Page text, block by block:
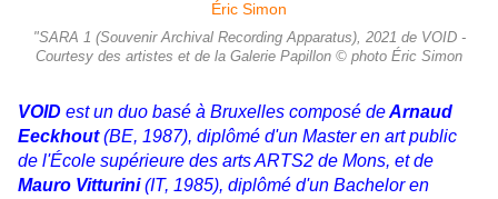
"SARA 1 (Souvenir Archival Recording Apparatus), 2021 de VOID -
Courtesy des artistes et de la Galerie Papillon © photo Éric Simon
VOID est un duo basé à Bruxelles composé deArnaud
Eeckhout(BE, 1987), diplômé d'un Master en artpublic
de l'École supérieure des arts ARTS2 de Mons, et de
Mauro Vitturini(IT, 1985), diplômé d'un Bachelor en